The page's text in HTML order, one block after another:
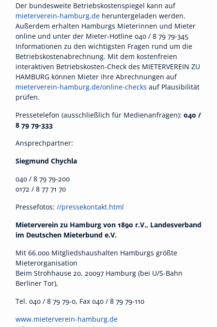
Der bundesweite Betriebskostenspiegel kann auf
mieterverein-hamburg.de heruntergeladen werden.
Außerdem erhalten Hamburgs Mieterinnen und Mieter
online und unter der Mieter-Hotline 040 / 8 79 79-345
Informationen zu den wichtigsten Fragen rund um die
Betriebskostenabrechnung. Mit dem kostenfreien
interaktiven Betriebskosten-Check des MIETERVEREIN ZU
HAMBURG können Mieter ihre Abrechnungen auf
mieterverein-hamburg.de/online-checks auf Plausibilität
prüfen.
Pressetelefon (ausschließlich für Medienanfragen): 040 /
8 79 79-333
Ansprechpartner:
Siegmund Chychla
040 / 8 79 79-200
0172 / 8 77 71 70
Pressefotos: //pressekontakt.html
Mieterverein zu Hamburg von 1890 r.V., Landesverband
im Deutschen Mieterbund e.V.
Mit 66.000 Mitgliedshaushalten Hamburgs größte
Mieterorganisation
Beim Strohhause 20, 20097 Hamburg (bei U/S-Bahn
Berliner Tor),
Tel. 040 / 8 79 79-0, Fax 040 / 8 79 79-110
www.mieterverein-hamburg.de